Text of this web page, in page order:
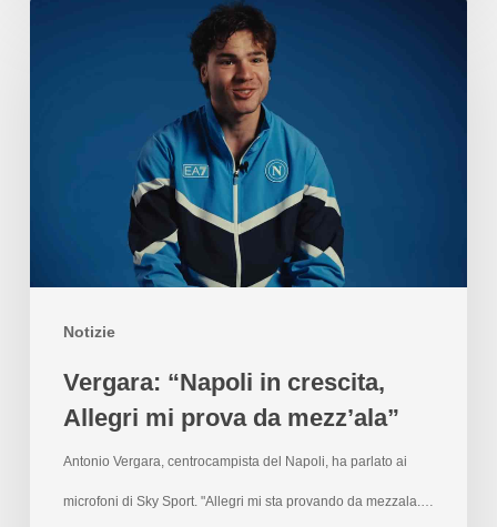
Notizie
Vergara: “Napoli in crescita,
Allegri mi prova da mezz’ala”
Antonio Vergara, centrocampista del Napoli, ha parlato ai
microfoni di Sky Sport. "Allegri mi sta provando da mezzala.…